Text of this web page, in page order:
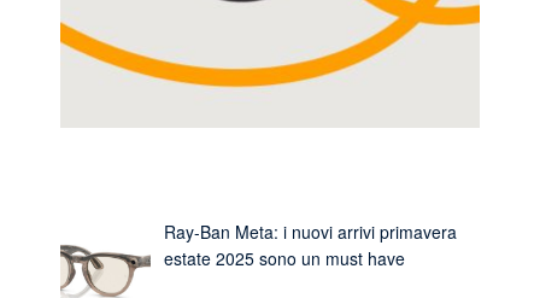
Ray-Ban Meta: i nuovi arrivi primavera
estate 2025 sono un must have